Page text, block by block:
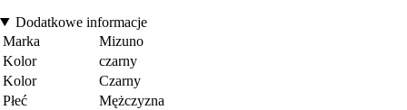
Dodatkowe informacje
Marka
Mizuno
Kolor
czarny
Kolor
Czarny
Płeć
Mężczyzna